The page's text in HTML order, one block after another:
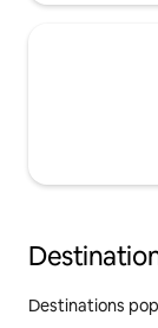
Destinations